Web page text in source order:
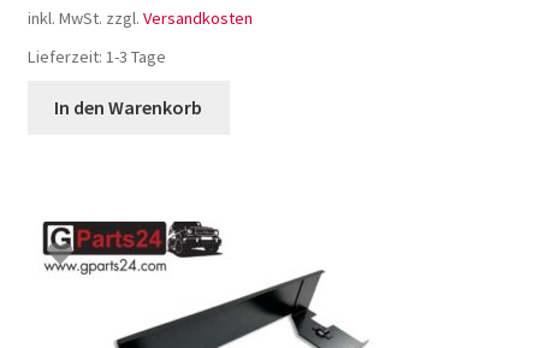
inkl. MwSt. zzgl. Versandkosten
Lieferzeit: 1-3 Tage
In den Warenkorb